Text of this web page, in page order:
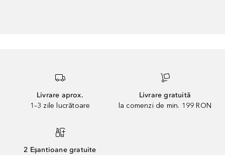
Livrare aprox.
1–3 zile lucrătoare
Livrare gratuită
la comenzi de min. 199 RON
2 Eșantioane gratuite